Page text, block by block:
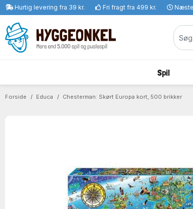
Hurtig levering fra 39 kr. Fri fragt fra 499 kr.
Spil
Forside Educa Chesterman: Skørt Europa kort, 500 brikker